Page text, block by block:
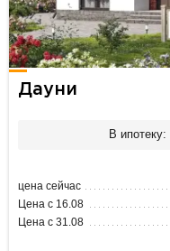
Дауни
В ипотеку:
цена сейчас
Цена с 16.08
Цена с 31.08